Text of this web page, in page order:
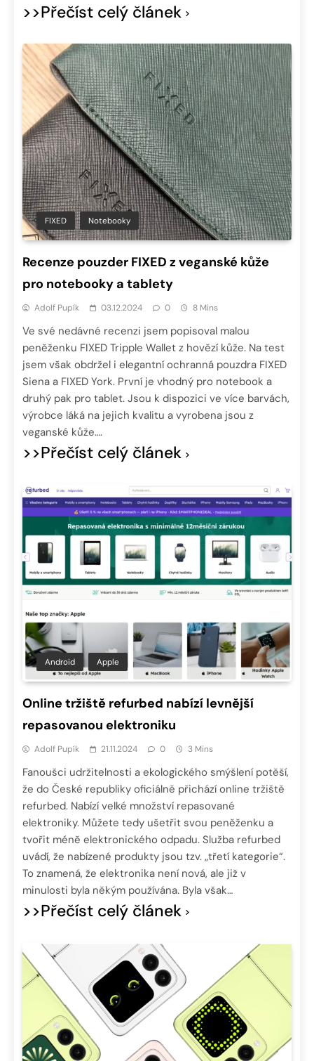
>>Přečíst celý článek
FIXED Notebooky
Recenze pouzder FIXED z veganské kůže
pro notebooky a tablety
Adolf Pupík 03.12.2024 0 8 Mins
Ve své nedávné recenzi jsem popisoval malou
peněženku FIXED Tripple Wallet z hovězí kůže. Na test
jsem však obdržel i elegantní ochranná pouzdra FIXED
Siena a FIXED York. První je vhodný pro notebook a
druhý pak pro tablet. Jsou k dispozici ve více barvách,
výrobce láká na jejich kvalitu a vyrobena jsou z
veganské kůže….
>>Přečíst celý článek
Android Apple
Online tržiště refurbed nabízí levnější
repasovanou elektroniku
Adolf Pupík 21.11.2024 0 3 Mins
Fanoušci udržitelnosti a ekologického smýšlení potěší,
že do České republiky oficiálně přichází online tržiště
refurbed. Nabízí velké množství repasované
elektroniky. Můžete tedy ušetřit svou peněženku a
tvořit méně elektronického odpadu. Služba refurbed
uvádí, že nabízené produkty jsou tzv. „třetí kategorie“.
To znamená, že elektronika není nová, ale již v
minulosti byla někým používána. Byla však…
>>Přečíst celý článek